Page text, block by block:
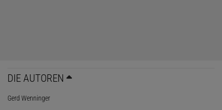
DIE AUTOREN
Gerd Wenninger